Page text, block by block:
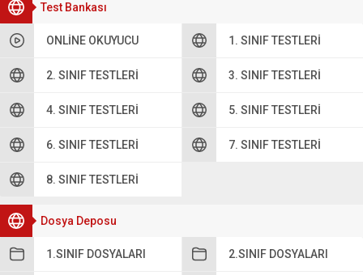
Test Bankası
ONLINE OKUYUCU 1. SINIF TESTLERI
2. SINIF TESTLERI 3. SINIF TESTLERI
4. SINIF TESTLERI 5. SINIF TESTLERI
6. SINIF TESTLERI 7. SINIF TESTLERI
8. SINIF TESTLERI
Dosya Deposu
1.SINIF DOSYALARI 2.SINIF DOSYALARI